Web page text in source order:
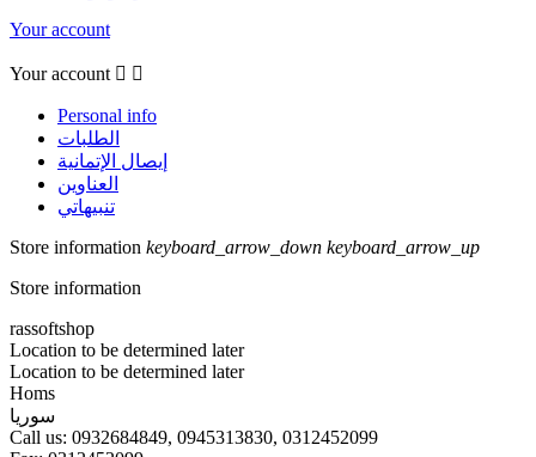
Your account
Your account  
Personal info
الطلبات
إيصال الإتمانية
العناوين
تنبيهاتي
Store information keyboard_arrow_down keyboard_arrow_up
Store information
rassoftshop
Location to be determined later
Location to be determined later
Homs
سوريا
Call us: 0932684849, 0945313830, 0312452099